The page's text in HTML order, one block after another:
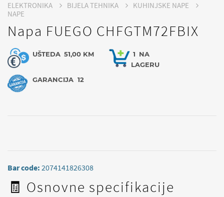
ELEKTRONIKA BIJELA TEHNIKA
KUHINJSKE NAPE
NAPE
Napa FUEGO CHFGTM72FBIX
UŠTEDA 51,00 KM 1 NA
LAGERU
GARANCIJA 12
Bar code: 2074141826308
🧾 Osnovne specifikacije